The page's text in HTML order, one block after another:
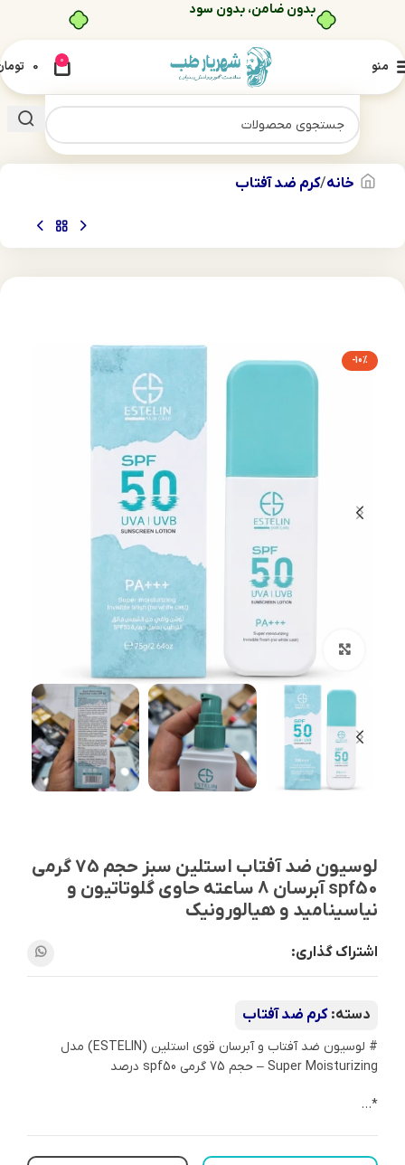
بدون ضامن، بدون سود
منو 0
0
خانه کرم ضد آفتاب
-10%
لوسیون ضد آفتاب استلین سبز حجم 75 گرمی
spf50 آبرسان 8 ساعته حاوی گلوتاتیون و
نیاسینامید و هیالورونیک
اشتراک گذاری:
دسته: کرم ضد آفتاب
# لوسیون ضد آفتاب و آبرسان قوی استلین (ESTELIN) مدل
Super Moisturizing – حجم 75 گرمی spf50 درصد
*…